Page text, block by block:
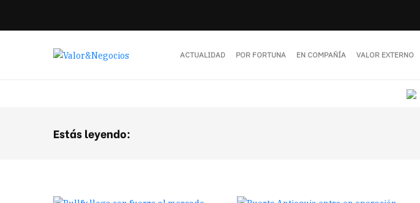
ACTUALIDAD POR FORTUNA EN COMPAÑÍA VALOR EXTERNO
Estás leyendo: